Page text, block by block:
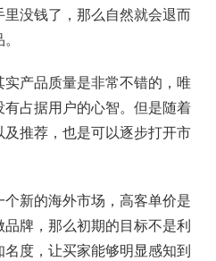
没钱了，那么自然就会退而
产品质量是非常不错的，唯
占据用户的心智。但是随着
推荐，也是可以逐步打开市
新的海外市场，高客单价是
牌，那么初期的目标不是利
度，让买家能够明显感知到